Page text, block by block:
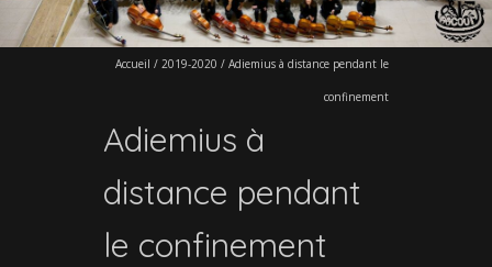
Accueil / 2019-2020 / Adiemius à distance pendant le
confinement
Adiemius à
distance pendant
le confinement